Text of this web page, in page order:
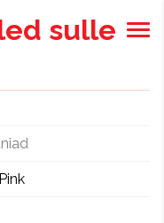
sulle